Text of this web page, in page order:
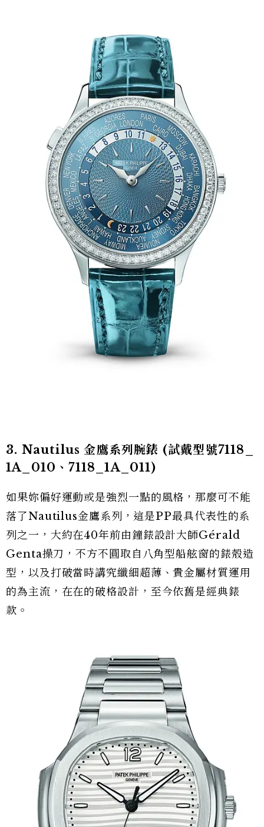
3. Nautilus 金鷹系列腕錶 (試戴型號7118_
1A_010、7118_1A_011)
如果妳偏好運動或是強烈一點的風格，那麼可不能
落了Nautilus金鷹系列，這是PP最具代表性的系
列之一，大約在40年前由鐘錶設計大師Gérald
Genta操刀，不方不圓取自八角型船舷窗的錶殼造
型，以及打破當時講究纖細超薄、貴金屬材質運用
的為主流，在在的破格設計，至今依舊是經典錶
款。